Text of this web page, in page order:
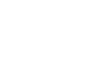
す。
りません。
変更すること